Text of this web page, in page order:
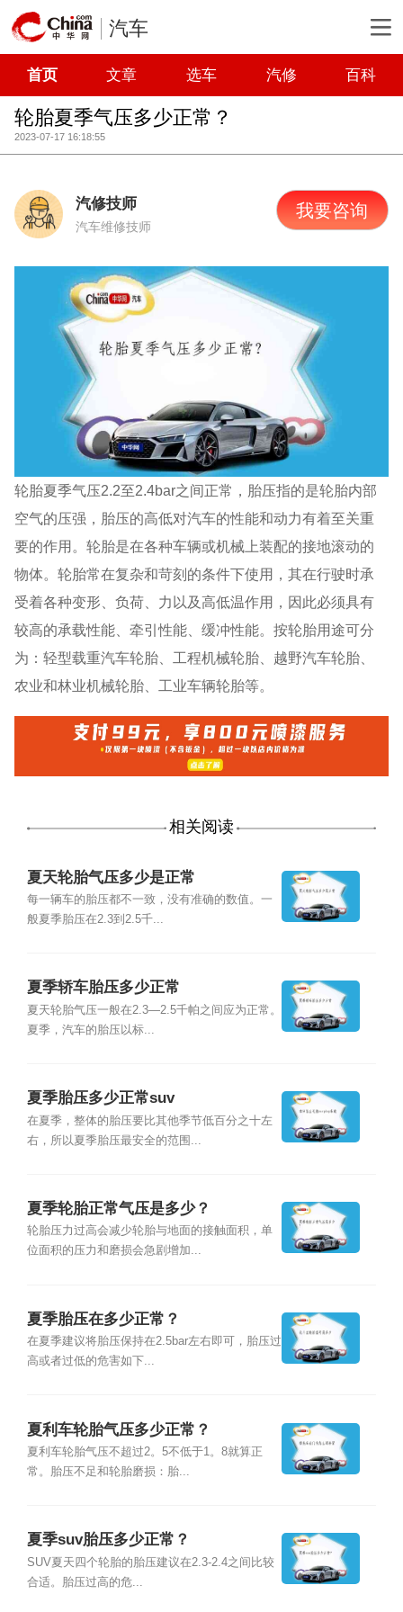
汽车
首页 文章 选车 汽修 百科
轮胎夏季气压多少正常？
2023-07-17 16:18:55
汽修技师
汽车维修技师
我要咨询
轮胎夏季气压2.2至2.4bar之间正常，胎压指的是轮胎内部
空气的压强，胎压的高低对汽车的性能和动力有着至关重
要的作用。轮胎是在各种车辆或机械上装配的接地滚动的
物体。轮胎常在复杂和苛刻的条件下使用，其在行驶时承
受着各种变形、负荷、力以及高低温作用，因此必须具有
较高的承载性能、牵引性能、缓冲性能。按轮胎用途可分
为：轻型载重汽车轮胎、工程机械轮胎、越野汽车轮胎、
农业和林业机械轮胎、工业车辆轮胎等。
相关阅读
夏天轮胎气压多少是正常
每一辆车的胎压都不一致，没有准确的数值。一
般夏季胎压在2.3到2.5千...
夏季轿车胎压多少正常
夏天轮胎气压一般在2.3—2.5千帕之间应为正常。
夏季，汽车的胎压以标...
夏季胎压多少正常suv
在夏季，整体的胎压要比其他季节低百分之十左
右，所以夏季胎压最安全的范围...
夏季轮胎正常气压是多少？
轮胎压力过高会减少轮胎与地面的接触面积，单
位面积的压力和磨损会急剧增加...
夏季胎压在多少正常？
在夏季建议将胎压保持在2.5bar左右即可，胎压过
高或者过低的危害如下...
夏利车轮胎气压多少正常？
夏利车轮胎气压不超过2。5不低于1。8就算正
常。胎压不足和轮胎磨损：胎...
夏季suv胎压多少正常？
SUV夏天四个轮胎的胎压建议在2.3-2.4之间比较
合适。胎压过高的危...